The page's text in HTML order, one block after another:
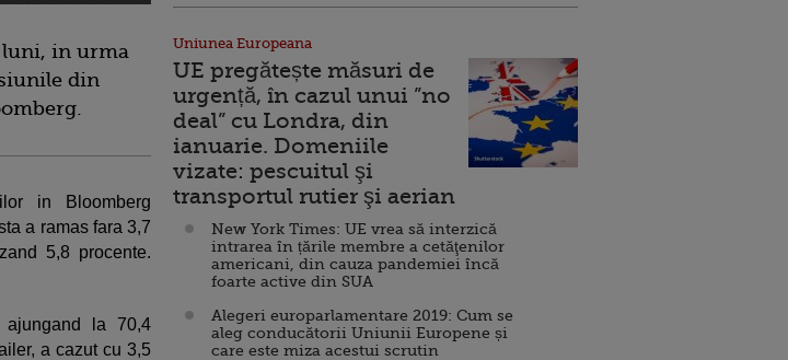
luni, in urma
din
in Bloomberg
a ramas fara 3,7
5,8 procente.
ajungand la 70,4
a cazut cu 3,5
Uniunea Europeana
UE pregătește măsuri de
urgență, în cazul unui ”no
deal” cu Londra, din
ianuarie. Domeniile
vizate: pescuitul şi
transportul rutier şi aerian
New York Times: UE vrea să interzică
intrarea în țările membre a cetăţenilor
americani, din cauza pandemiei încă
foarte active din SUA
Alegeri europarlamentare 2019: Cum se
aleg conducătorii Uniunii Europene și
care este miza acestui scrutin